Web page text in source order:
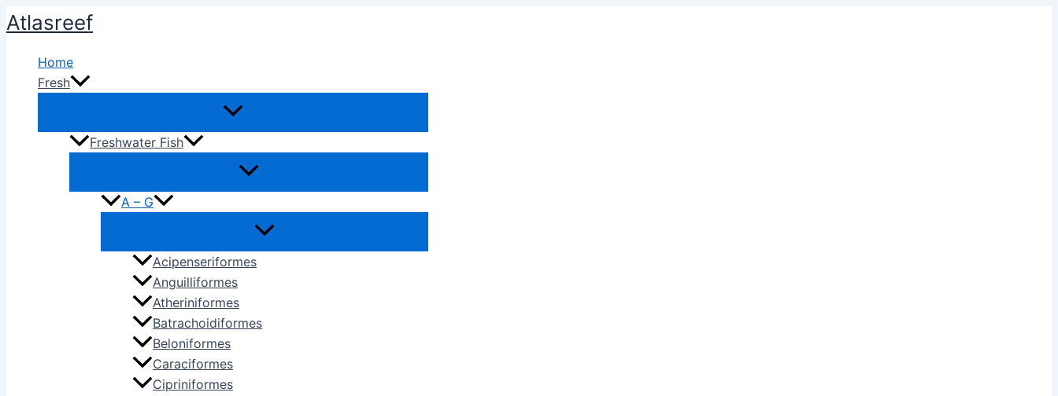
Ir
al
contenido
Atlasreef
Home
Fresh
Freshwater Fish
A – G
Acipenseriformes
Anguilliformes
Atheriniformes
Batrachoidiformes
Beloniformes
Caraciformes
Cipriniformes